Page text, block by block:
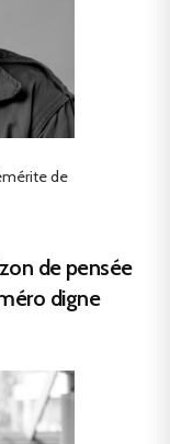
de
de pensée
digne